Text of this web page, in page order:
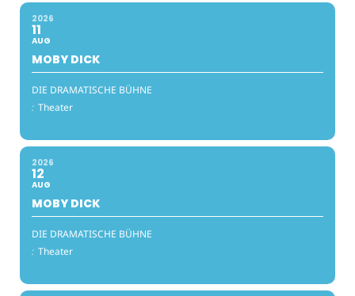
2026
11
AUG
MOBY DICK
DIE DRAMATISCHE BÜHNE
: Theater
2026
12
AUG
MOBY DICK
DIE DRAMATISCHE BÜHNE
: Theater